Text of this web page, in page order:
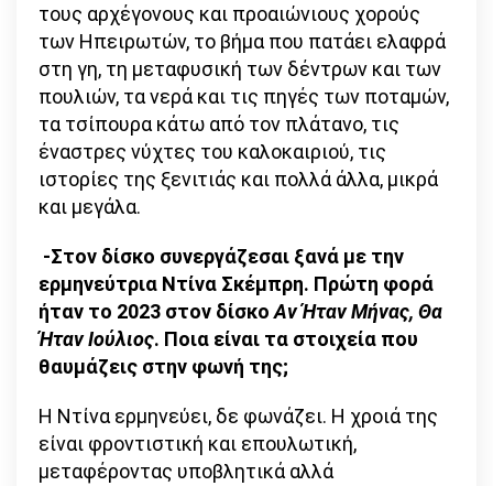
τους αρχέγονους και προαιώνιους χορούς
των Ηπειρωτών, το βήμα που πατάει ελαφρά
στη γη, τη μεταφυσική των δέντρων και των
πουλιών, τα νερά και τις πηγές των ποταμών,
τα τσίπουρα κάτω από τον πλάτανο, τις
έναστρες νύχτες του καλοκαιριού, τις
ιστορίες της ξενιτιάς και πολλά άλλα, μικρά
και μεγάλα.
-Στον δίσκο συνεργάζεσαι ξανά με την
ερμηνεύτρια Ντίνα Σκέμπρη. Πρώτη φορά
ήταν το 2023 στον δίσκοΑν Ήταν Μήνας, Θα
Ήταν Ιούλιος. Ποια είναι τα στοιχεία που
θαυμάζεις στην φωνή της;
Η Ντίνα ερμηνεύει, δε φωνάζει. Η χροιά της
είναι φροντιστική και επουλωτική,
μεταφέροντας υποβλητικά αλλά